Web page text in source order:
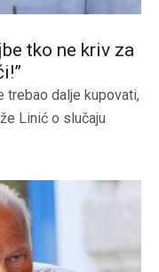
tko ne kriv za
trebao dalje kupovati,
Linić o slučaju